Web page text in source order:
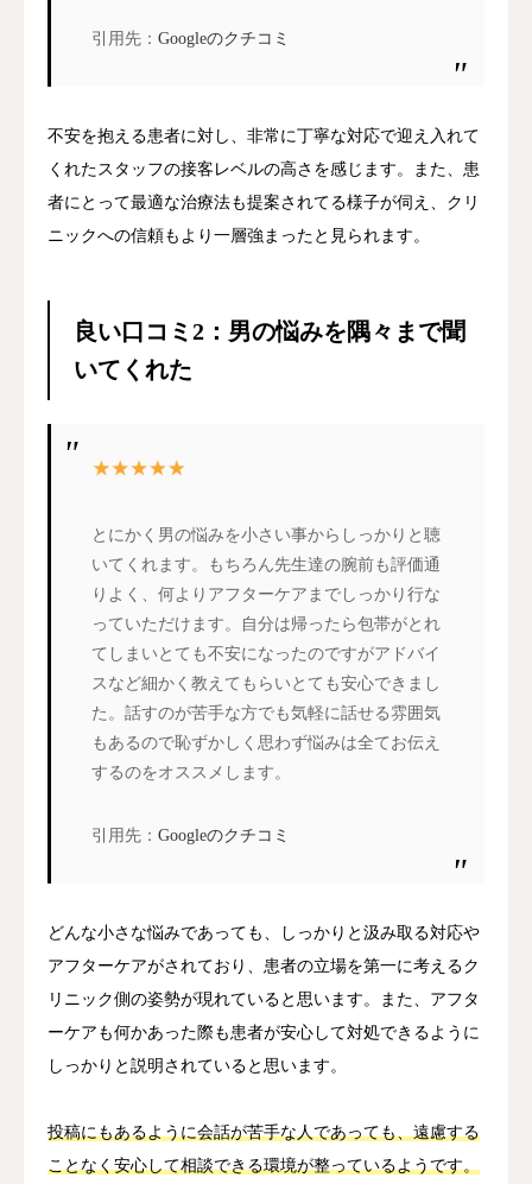
引用先： Googleのクチコミ
不安を抱える患者に対し、非常に丁寧な対応で迎え入れて
くれたスタッフの接客レベルの高さを感じます。また、患
者にとって最適な治療法も提案されてる様子が伺え、クリ
ニックへの信頼もより一層強まったと見られます。
良い口コミ2：男の悩みを隅々まで聞
いてくれた
とにかく男の悩みを小さい事からしっかりと聴
いてくれます。もちろん先生達の腕前も評価通
りよく、何よりアフターケアまでしっかり行な
っていただけます。自分は帰ったら包帯がとれ
てしまいとても不安になったのですがアドバイ
スなど細かく教えてもらいとても安心できまし
た。話すのが苦手な方でも気軽に話せる雰囲気
もあるので恥ずかしく思わず悩みは全てお伝え
するのをオススメします。
引用先： Googleのクチコミ
どんな小さな悩みであっても、しっかりと汲み取る対応や
アフターケアがされており、患者の立場を第一に考えるク
リニック側の姿勢が現れていると思います。また、アフタ
ーケアも何かあった際も患者が安心して対処できるように
しっかりと説明されていると思います。
投稿にもあるように会話が苦手な人であっても、遠慮する
ことなく安心して相談できる環境が整っているようです。